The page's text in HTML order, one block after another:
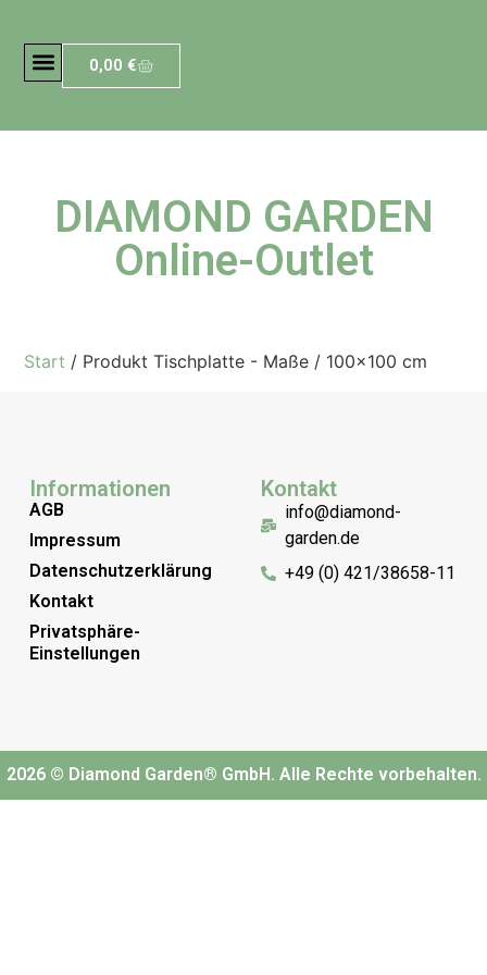
0,00€
DIAMOND GARDEN
Online-Outlet
Start / Produkt Tischplatte - Maße / 100×100 cm
Informationen
AGB
Impressum
Datenschutzerklärung
Kontakt
Privatsphäre-
Einstellungen
Kontakt
info@diamond-
garden.de
+49 (0) 421/38658-11
2026 © Diamond Garden® GmbH. Alle Rechte vorbehalten.